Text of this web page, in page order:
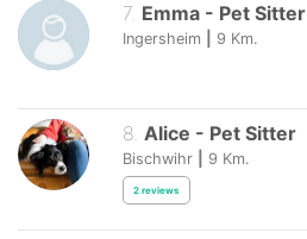
7. Emma - Pet Sitter
Ingersheim 9 Km.
8. Alice - Pet Sitter
Bischwihr 9 Km.
2 reviews